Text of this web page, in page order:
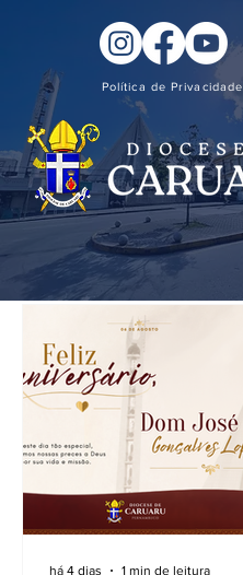
Política de Privacidade
há 4 dias 1 min de leitura